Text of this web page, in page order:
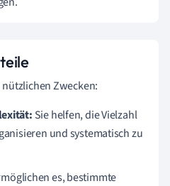
Zwecken:
Sie helfen, die Vielzahl
und systematisch zu
es, bestimmte